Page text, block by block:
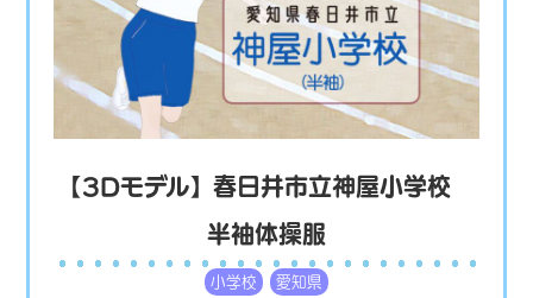
【3Dモデル】春日井市立神屋小学校
半袖体操服
小学校 愛知県